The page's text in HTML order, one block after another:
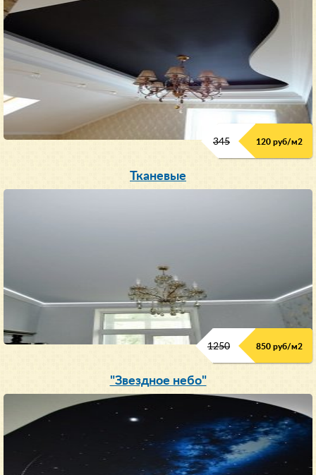
345 120 руб/м2
Тканевые
1250 850 руб/м2
"Звездное небо"